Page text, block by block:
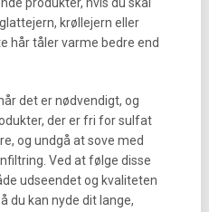
krøllejern eller
hår tåler varme bedre end
det er nødvendigt, og
der er fri for sulfat
og undgå at sove med
Ved at følge disse
udseendet og kvaliteten
du kan nyde dit lange,